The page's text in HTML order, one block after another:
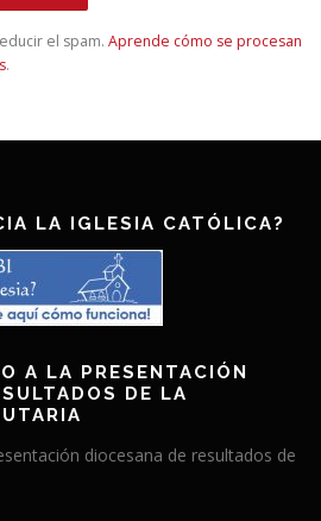
el spam. Aprende cómo se procesan
.
LA IGLESIA CATÓLICA?
A LA PRESENTACIÓN
DE LA
diocesana de resultados de